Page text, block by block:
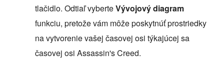
tlačidlo. Odtiaľ vyberteVývojový diagram
funkciu, pretože vám môže poskytnúť prostriedky
na vytvorenie vašej časovej osi týkajúcej sa
časovej osi Assassin's Creed.